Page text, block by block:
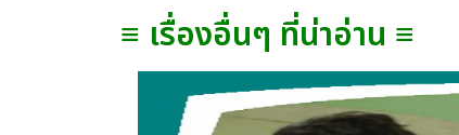
≡ เรื่องอื่นๆ ที่น่าอ่าน ≡